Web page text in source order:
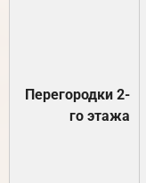
Перегородки 2-
го этажа